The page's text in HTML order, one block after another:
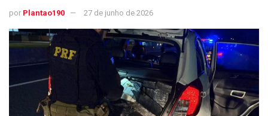
por Plantao190 27 de junho de 2026